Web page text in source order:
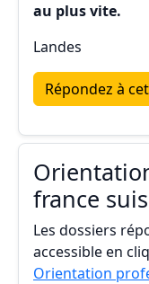
au plus vite.
Landes
Répondez à
france
Les dossiers
accessible en
Orientation